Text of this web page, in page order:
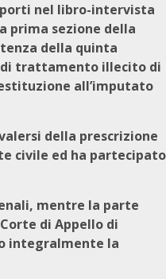
nel libro-intervista
prima sezione della
della quinta
di trattamento illecito di
all’imputato
della prescrizione
civile ed ha partecipato
mentre la parte
di Appello di
integralmente la